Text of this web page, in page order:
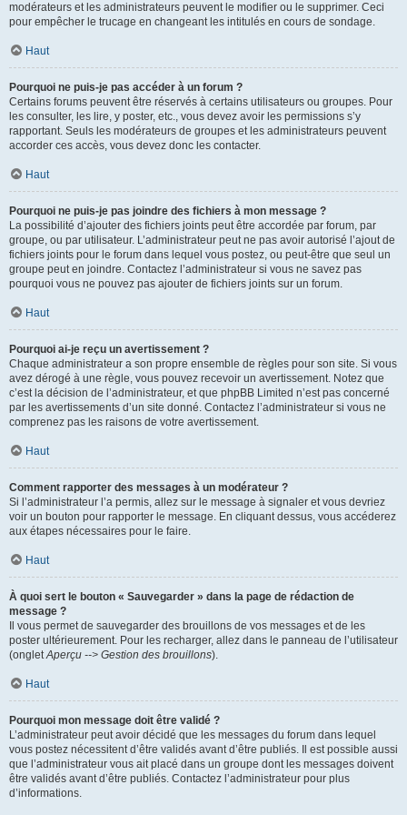
modérateurs et les administrateurs peuvent le modifier ou le supprimer. Ceci
pour empêcher le trucage en changeant les intitulés en cours de sondage.
Haut
Pourquoi ne puis-je pas accéder à un forum ?
Certains forums peuvent être réservés à certains utilisateurs ou groupes. Pour
les consulter, les lire, y poster, etc., vous devez avoir les permissions s’y
rapportant. Seuls les modérateurs de groupes et les administrateurs peuvent
accorder ces accès, vous devez donc les contacter.
Haut
Pourquoi ne puis-je pas joindre des fichiers à mon message ?
La possibilité d’ajouter des fichiers joints peut être accordée par forum, par
groupe, ou par utilisateur. L’administrateur peut ne pas avoir autorisé l’ajout de
fichiers joints pour le forum dans lequel vous postez, ou peut-être que seul un
groupe peut en joindre. Contactez l’administrateur si vous ne savez pas
pourquoi vous ne pouvez pas ajouter de fichiers joints sur un forum.
Haut
Pourquoi ai-je reçu un avertissement ?
Chaque administrateur a son propre ensemble de règles pour son site. Si vous
avez dérogé à une règle, vous pouvez recevoir un avertissement. Notez que
c’est la décision de l’administrateur, et que phpBB Limited n’est pas concerné
par les avertissements d’un site donné. Contactez l’administrateur si vous ne
comprenez pas les raisons de votre avertissement.
Haut
Comment rapporter des messages à un modérateur ?
Si l’administrateur l’a permis, allez sur le message à signaler et vous devriez
voir un bouton pour rapporter le message. En cliquant dessus, vous accéderez
aux étapes nécessaires pour le faire.
Haut
À quoi sert le bouton « Sauvegarder » dans la page de rédaction de
message ?
Il vous permet de sauvegarder des brouillons de vos messages et de les
poster ultérieurement. Pour les recharger, allez dans le panneau de l’utilisateur
(ongletAperçu --> Gestion des brouillons).
Haut
Pourquoi mon message doit être validé ?
L’administrateur peut avoir décidé que les messages du forum dans lequel
vous postez nécessitent d’être validés avant d’être publiés. Il est possible aussi
que l’administrateur vous ait placé dans un groupe dont les messages doivent
être validés avant d’être publiés. Contactez l’administrateur pour plus
d’informations.